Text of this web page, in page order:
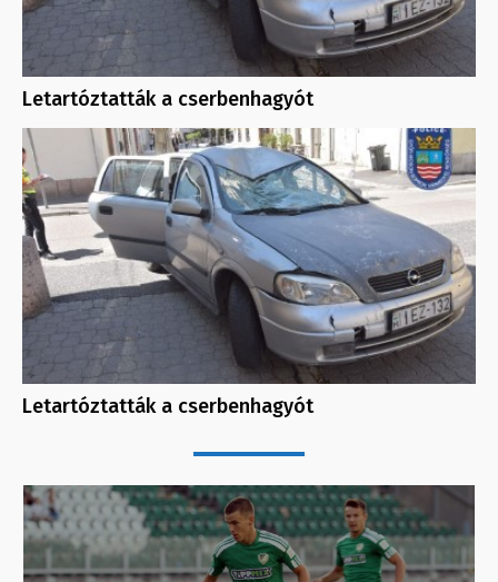
Letartóztatták a cserbenhagyót
Letartóztatták a cserbenhagyót